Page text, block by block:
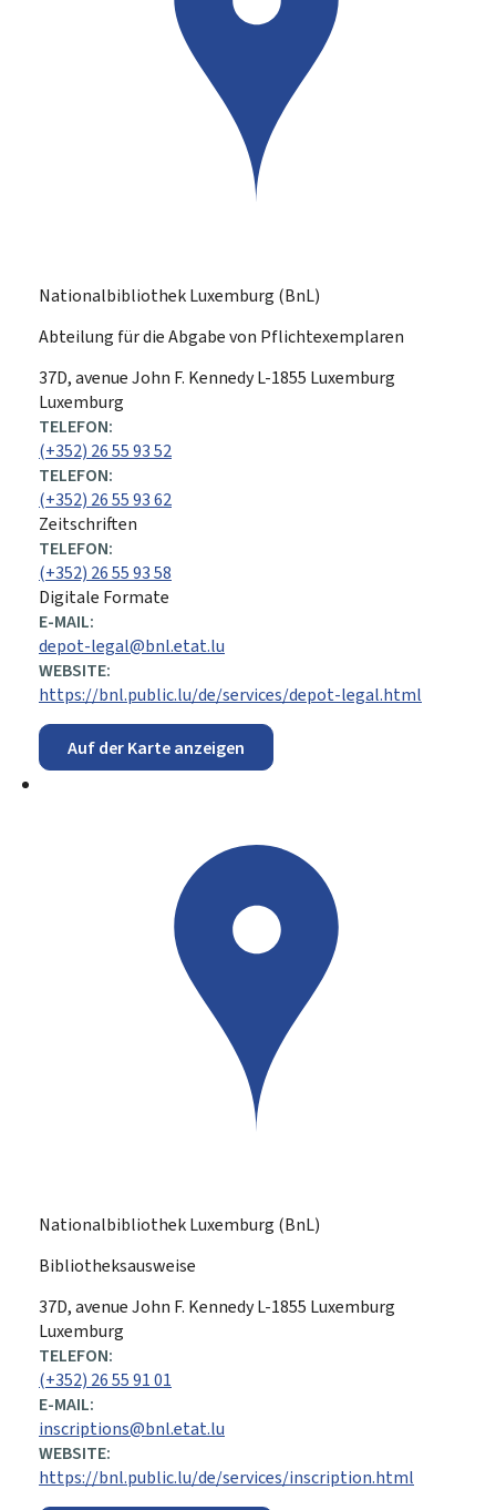
Nationalbibliothek Luxemburg (BnL)
Abteilung für die Abgabe von Pflichtexemplaren
ADRESSE:
37D, avenue John F. KennedyL-1855 Luxemburg
Luxemburg
TELEFON:
(+352) 26 55 93 52
TELEFON:
(+352) 26 55 93 62
Zeitschriften
TELEFON:
(+352) 26 55 93 58
Digitale Formate
E-MAIL:
depot-legal@bnl.etat.lu
WEBSITE:
https://bnl.public.lu/de/services/depot-legal.html
Auf der Karte anzeigen
Nationalbibliothek Luxemburg (BnL)
Bibliotheksausweise
ADRESSE:
37D, avenue John F. KennedyL-1855 Luxemburg
Luxemburg
TELEFON:
(+352) 26 55 91 01
E-MAIL:
inscriptions@bnl.etat.lu
WEBSITE:
https://bnl.public.lu/de/services/inscription.html